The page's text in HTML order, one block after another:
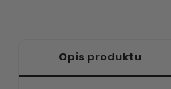
Opis produktu